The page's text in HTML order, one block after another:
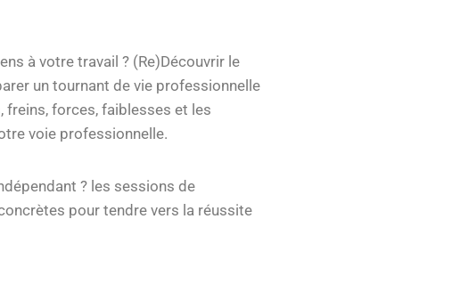
à votre travail ? (Re)Découvrir le
un tournant de vie professionnelle
forces, faiblesses et les
voie professionnelle.
? les sessions de
pour tendre vers la réussite